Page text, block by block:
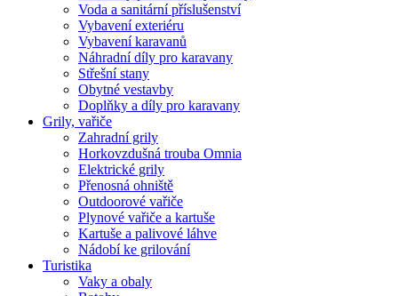
Voda a sanitární příslušenství
Vybavení exteriéru
Vybavení karavanů
Náhradní díly pro karavany
Střešní stany
Obytné vestavby
Doplňky a díly pro karavany
Grily, vařiče
Zahradní grily
Horkovzdušná trouba Omnia
Elektrické grily
Přenosná ohniště
Outdoorové vařiče
Plynové vařiče a kartuše
Kartuše a palivové láhve
Nádobí ke grilování
Turistika
Vaky a obaly